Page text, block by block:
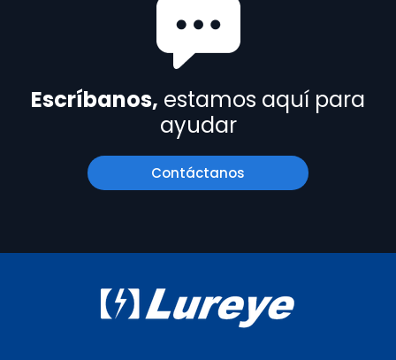
Escríbanos, estamos aquí para
ayudar
Contáctanos